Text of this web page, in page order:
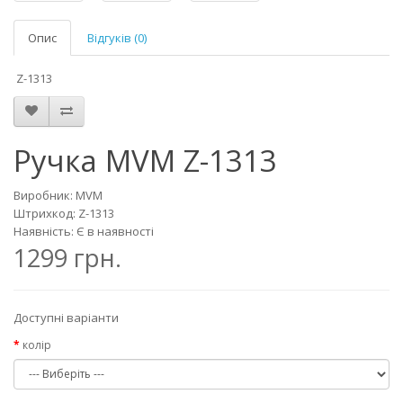
Опис Відгуків (0)
Z-1313
Ручка MVM Z-1313
Виробник: MVM
Штрихкод: Z-1313
Наявність: Є в наявності
1299 грн.
Доступні варіанти
колір